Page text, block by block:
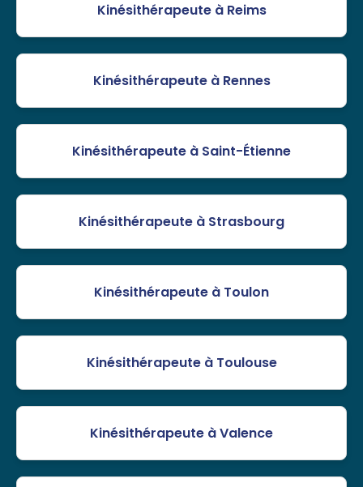
Kinésithérapeute à Reims
Kinésithérapeute à Rennes
Kinésithérapeute à Saint-Étienne
Kinésithérapeute à Strasbourg
Kinésithérapeute à Toulon
Kinésithérapeute à Toulouse
Kinésithérapeute à Valence